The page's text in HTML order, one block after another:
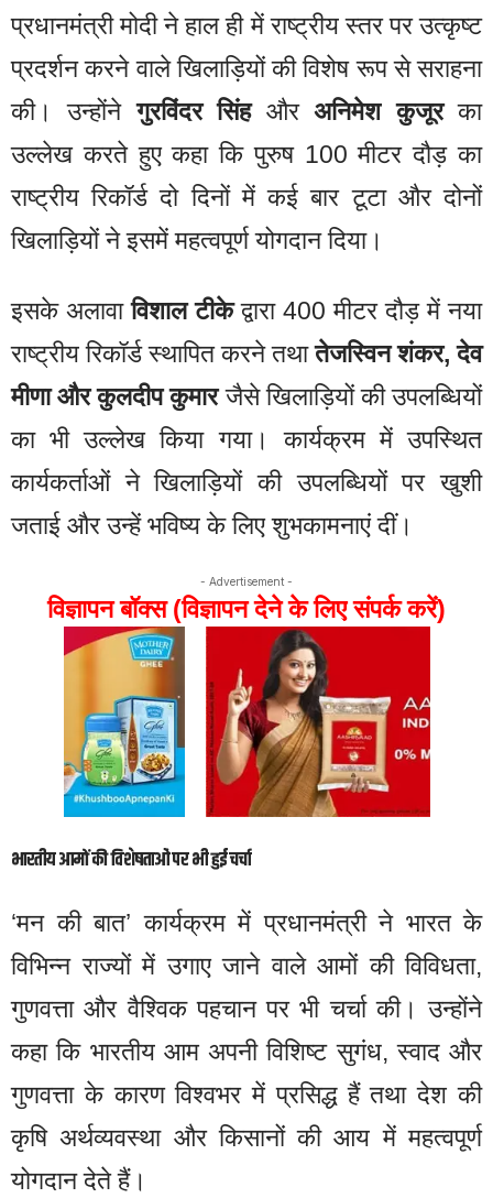
प्रधानमंत्री मोदी ने हाल ही में राष्ट्रीय स्तर पर उत्कृष्ट
प्रदर्शन करने वाले खिलाड़ियों की विशेष रूप से सराहना
की। उन्होंनेगुरविंदर सिंहऔरअनिमेश कुजूरका
उल्लेख करते हुए कहा कि पुरुष 100 मीटर दौड़ का
राष्ट्रीय रिकॉर्ड दो दिनों में कई बार टूटा और दोनों
खिलाड़ियों ने इसमें महत्वपूर्ण योगदान दिया।
इसके अलावाविशाल टीकेद्वारा 400 मीटर दौड़ में नया
राष्ट्रीय रिकॉर्ड स्थापित करने तथातेजस्विन शंकर, देव
मीणा और कुलदीप कुमारजैसे खिलाड़ियों की उपलब्धियों
का भी उल्लेख किया गया। कार्यक्रम में उपस्थित
कार्यकर्ताओं ने खिलाड़ियों की उपलब्धियों पर खुशी
जताई और उन्हें भविष्य के लिए शुभकामनाएं दीं।
- Advertisement -
विज्ञापन बॉक्स (विज्ञापन देने के लिए संपर्क करें)
भारतीय आमों की विशेषताओं पर भी हुई चर्चा
‘मन की बात’ कार्यक्रम में प्रधानमंत्री ने भारत के
विभिन्न राज्यों में उगाए जाने वाले आमों की विविधता,
गुणवत्ता और वैश्विक पहचान पर भी चर्चा की। उन्होंने
कहा कि भारतीय आम अपनी विशिष्ट सुगंध, स्वाद और
गुणवत्ता के कारण विश्वभर में प्रसिद्ध हैं तथा देश की
कृषि अर्थव्यवस्था और किसानों की आय में महत्वपूर्ण
योगदान देते हैं।